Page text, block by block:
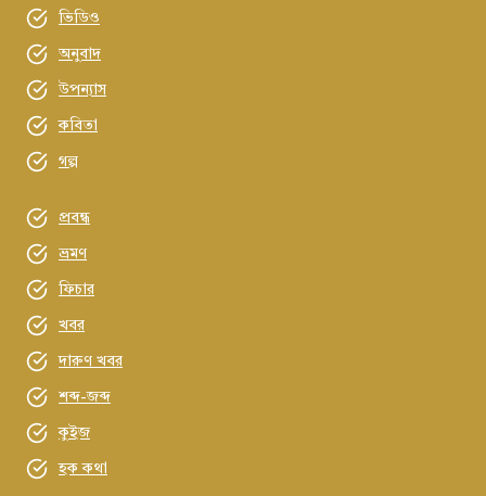
ভিডিও
অনুবাদ
উপন্যাস
কবিতা
গল্প
প্রবন্ধ
ভ্রমণ
ফিচার
খবর
দারুণ খবর
শব্দ-জব্দ
কুইজ
হক কথা